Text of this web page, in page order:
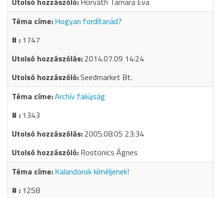
Hogyan fordítanád?
1747
2014.07.09 14:24
Seedmarket Bt.
Archív faliújság
1343
2005.08.05 23:34
Rostonics Ágnes
Kalandorok kíméljenek!
1258